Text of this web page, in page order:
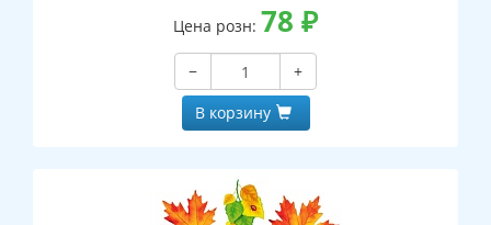
Цена розн: 78 ₽
−
+
В корзину